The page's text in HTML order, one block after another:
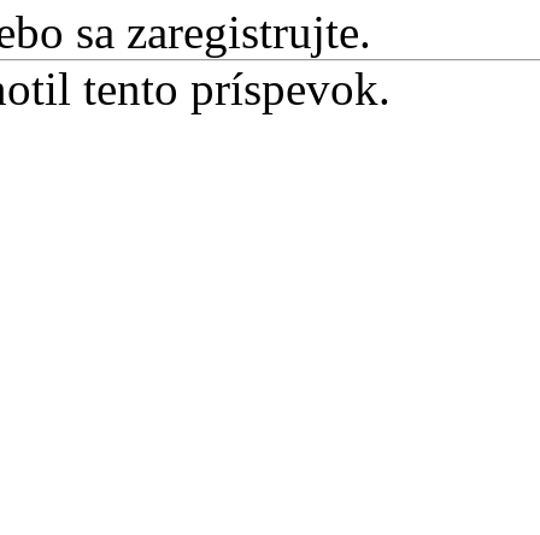
sa zaregistrujte.
tento príspevok.